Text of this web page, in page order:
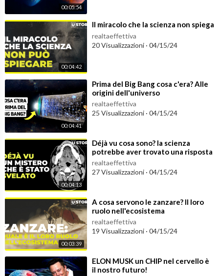
00:05:54
00:04:42
⁣Il miracolo che la scienza non spiega
realtaeffettiva
20 Visualizzazioni · 04/15/24
00:04:41
⁣Prima del Big Bang cosa c'era? Alle
origini dell'universo
realtaeffettiva
25 Visualizzazioni · 04/15/24
00:04:13
⁣Déjà vu cosa sono? la scienza
potrebbe aver trovato una risposta
al mistero dei deja vu
realtaeffettiva
27 Visualizzazioni · 04/15/24
00:03:39
⁣A cosa servono le zanzare? Il loro
ruolo nell'ecosistema
realtaeffettiva
19 Visualizzazioni · 04/15/24
⁣ELON MUSK un CHIP nel cervello è
il nostro futuro!